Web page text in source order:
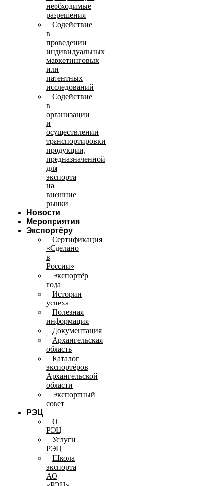
необходимые
разрешения
Содействие
в
проведении
индивидуальных
маркетинговых
или
патентных
исследований
Содействие
в
организации
и
осуществлении
транспортировки
продукции,
предназначенной
для
экспорта
на
внешние
рынки
Новости
Мероприятия
Экспортёру
Сертификация
«Сделано
в
России»
Экспортёр
года
Истории
успеха
Полезная
информация
Документация
Архангельская
область
Каталог
экспортёров
Архангельской
области
Экспортный
совет
РЭЦ
О
РЭЦ
Услуги
РЭЦ
Школа
экспорта
АО